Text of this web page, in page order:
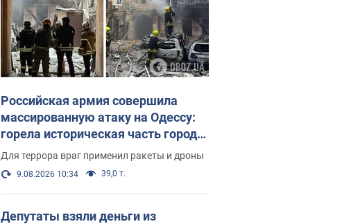
Российская армия совершила
массированную атаку на Одессу:
горела историческая часть города,
есть пострадавшие. Фото и видео
Для террора враг применил ракеты и дроны
9.08.2026 10:34 39,0 т.
Депутаты взяли деньги из